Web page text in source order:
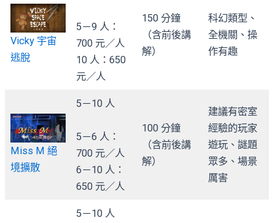
Vicky 宇宙
逃脫
5－9 人：
700 元／人
10 人：650
元／人
150 分鐘
（含前後講
解）
科幻類型、
全機關、操
作有趣
Miss M 絕
境擴散
5－10 人
5－6 人：
700 元／人
6－10 人：
650 元／人
100 分鐘
（含前後講
解）
建議有密室
經驗的玩家
遊玩、謎題
眾多、場景
厲害
5－10 人